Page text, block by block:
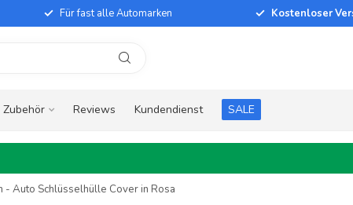
Für fast alle Automarken Kostenloser
Zubehör Reviews Kundendienst SALE
Auto Schlüsselhülle Cover in Rosa